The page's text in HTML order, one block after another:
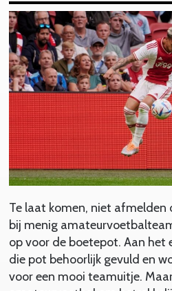
Te laat komen, niet afmelden
bij menig
op voor de boetepot. Aan het
die pot behoorlijk gevuld en
voor een mooi teamuitje.